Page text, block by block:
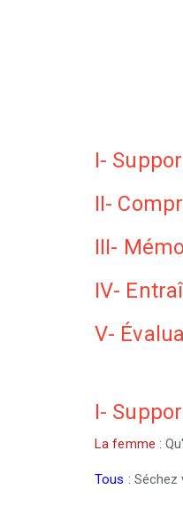
I-
II-
III-
IV-
V-
I-
La femme :
Tous :